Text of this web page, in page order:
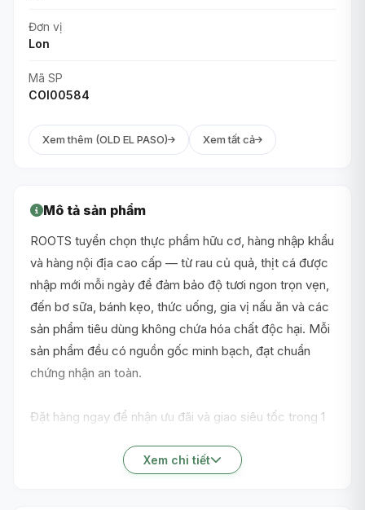
Đơn vị
Lon
Mã SP
COI00584
Xem thêm (OLD EL PASO) Xem tất cả
Mô tả sản phẩm
ROOTS tuyển chọn thực phẩm hữu cơ, hàng nhập khẩu
và hàng nội địa cao cấp — từ rau củ quả, thịt cá được
nhập mới mỗi ngày để đảm bảo độ tươi ngon trọn vẹn,
đến bơ sữa, bánh kẹo, thức uống, gia vị nấu ăn và các
sản phẩm tiêu dùng không chứa hóa chất độc hại. Mỗi
sản phẩm đều có nguồn gốc minh bạch, đạt chuẩn
chứng nhận an toàn.
Đặt hàng ngay để nhận ưu đãi và giao siêu tốc trong 1
Xem chi tiết